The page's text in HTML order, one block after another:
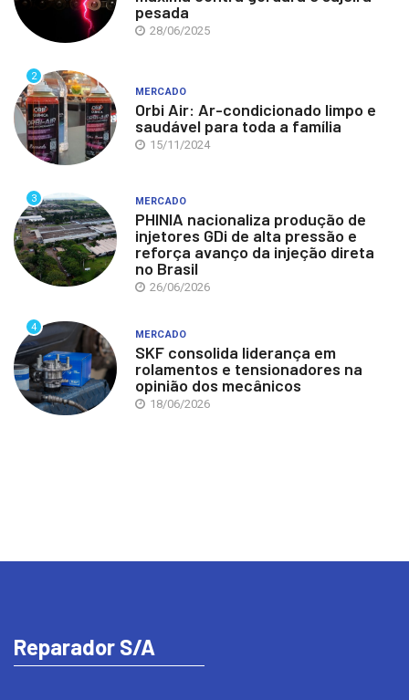
pesada
28/06/2025
2
MERCADO
Orbi Air: Ar-condicionado limpo e
saudável para toda a família
15/11/2024
3 MERCADO
PHINIA nacionaliza produção de
injetores GDi de alta pressão e
reforça avanço da injeção direta
no Brasil
26/06/2026
4
MERCADO
SKF consolida liderança em
rolamentos e tensionadores na
opinião dos mecânicos
18/06/2026
Reparador S/A